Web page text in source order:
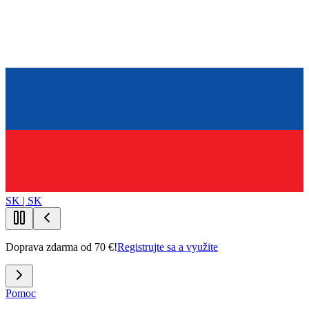
SK | SK
Doprava zdarma od 70 €!Registrujte sa a využite
Pomoc